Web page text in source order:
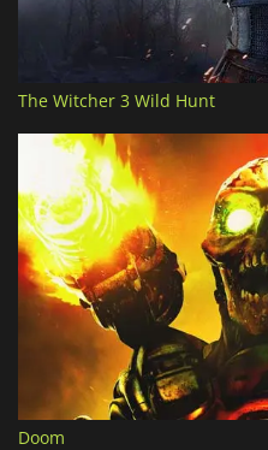
The Witcher 3 Wild Hunt
Doom